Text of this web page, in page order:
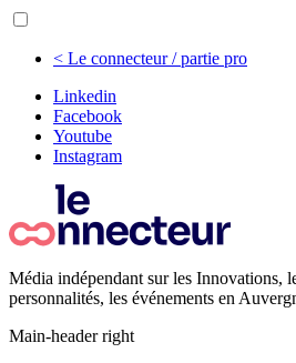
< Le connecteur / partie pro
Linkedin
Facebook
Youtube
Instagram
Média indépendant sur les Innovations,
personnalités, les événements en
Main-header right